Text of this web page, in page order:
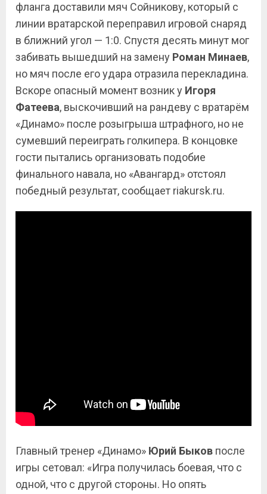
фланга доставили мяч Сойникову, который с
линии вратарской переправил игровой снаряд
в ближний угол — 1:0. Спустя десять минут мог
забивать вышедший на замену Роман Минаев,
но мяч после его удара отразила перекладина.
Вскоре опасный момент возник у Игоря
Фатеева, выскочивший на рандеву с вратарём
«Динамо» после розыгрыша штрафного, но не
сумевший переиграть голкипера. В концовке
гости пытались организовать подобие
финального навала, но «Авангард» отстоял
победный результат, сообщает riakursk.ru.
Главный тренер «Динамо» Юрий Быков после
игры сетовал: «Игра получилась боевая, что с
одной, что с другой стороны. Но опять